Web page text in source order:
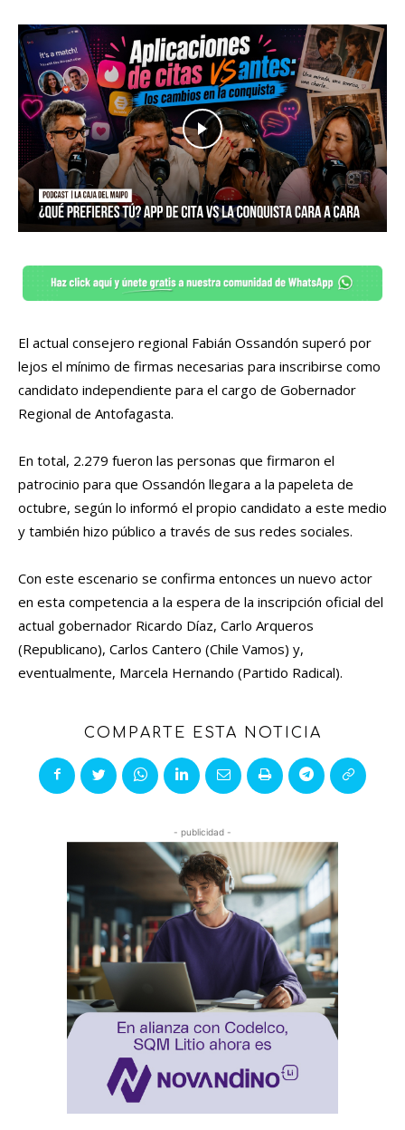
El actual consejero regional Fabián Ossandón superó por
lejos el mínimo de firmas necesarias para inscribirse como
candidato independiente para el cargo de Gobernador
Regional de Antofagasta.
En total, 2.279 fueron las personas que firmaron el
patrocinio para que Ossandón llegara a la papeleta de
octubre, según lo informó el propio candidato a este medio
y también hizo público a través de sus redes sociales.
Con este escenario se confirma entonces un nuevo actor
en esta competencia a la espera de la inscripción oficial del
actual gobernador Ricardo Díaz, Carlo Arqueros
(Republicano), Carlos Cantero (Chile Vamos) y,
eventualmente, Marcela Hernando (Partido Radical).
COMPARTE ESTA NOTICIA
- publicidad -